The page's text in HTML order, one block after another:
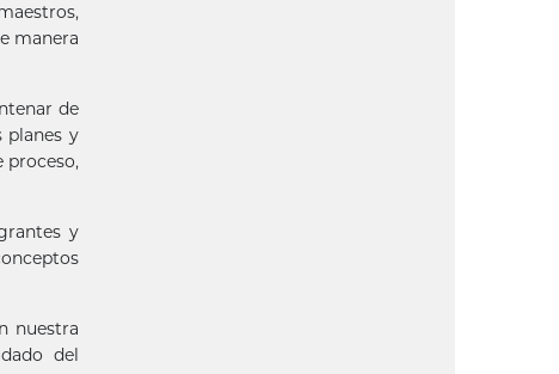
manera
de
planes y
proceso,
y
nuestra
del